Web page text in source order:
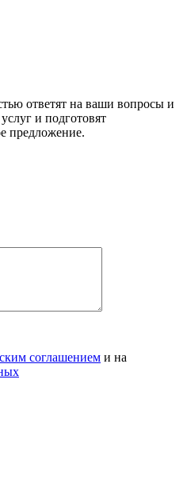
ответят на ваши вопросы и
и подготовят
предложение.
соглашением и на